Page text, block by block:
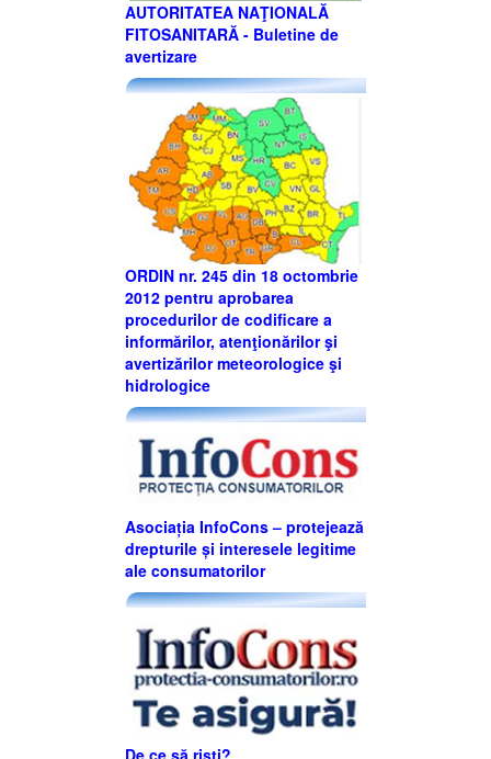
AUTORITATEA NAŢIONALĂ
FITOSANITARĂ - Buletine de
avertizare
ORDIN nr. 245 din 18 octombrie
2012 pentru aprobarea
procedurilor de codificare a
informărilor, atenţionărilor şi
avertizărilor meteorologice şi
hidrologice
Asociația InfoCons – protejează
drepturile și interesele legitime
ale consumatorilor
De ce să riști?